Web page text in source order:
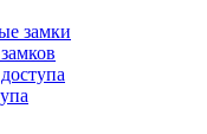
замки